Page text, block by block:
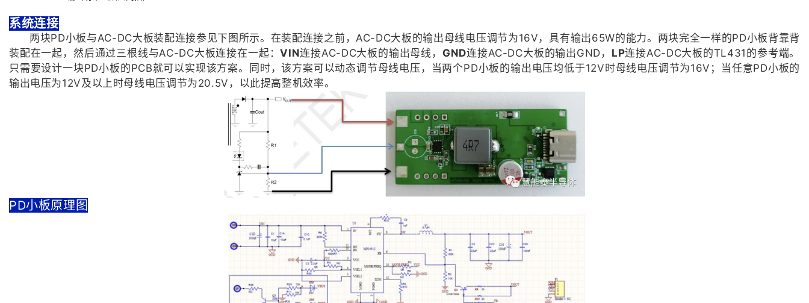
系统连接
两块PD小板与AC-DC大板装配连接参见下图所示。在装配连接之前，AC-DC大板的输出母线电压调节为16V，具有输出65W的能力。两块完全一样的PD小板背靠背
装配在一起，然后通过三根线与AC-DC大板连接在一起：VIN连接AC-DC大板的输出母线， GND连接AC-DC大板的输出GND， LP连接AC-DC大板的TL431的参考端。
只需要设计一块PD小板的PCB就可以实现该方案。同时，该方案可以动态调节母线电压，当两个PD小板的输出电压均低于12V时母线电压调节为16V；当任意PD小板的
输出电压为12V及以上时母线电压调节为20.5V，以此提高整机效率。
PD小板原理图